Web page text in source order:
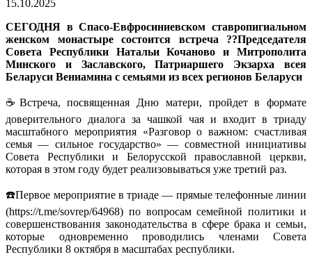
15.10.2025
СЕГОДНЯ в Спасо-Евфросиниевском ставропигиальном
женском монастыре состоится встреча ??Председателя
Совета Республики Натальи Кочаново и Митрополита
Минского и Заславского, Патриаршего Экзарха всея
Беларуси Вениамина с семьями из всех регионов Беларуси
☕️Встреча, посвященная Дню матери, пройдет в формате
доверительного диалога за чашкой чая и входит в триаду
масштабного мероприятия «Разговор о важном: счастливая
семья — сильное государство» — совместной инициативы
Совета Республики и Белорусской православной церкви,
которая в этом году будет реализовываться уже третий раз.
☎️Первое мероприятие в триаде — прямые телефонные линии
(https://t.me/sovrep/64968) по вопросам семейной политики и
совершенствования законодательства в сфере брака и семьи,
которые одновременно проводились членами Совета
Республики 8 октября в масштабах республики.